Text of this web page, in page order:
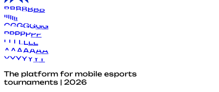
BBBBBBB
IIIIIII
GGGGGGG
PPPPPPP
L L L LLLL
A AAAAAA
YYYYY Y Y
The platform for mobile esports
tournaments | 2026